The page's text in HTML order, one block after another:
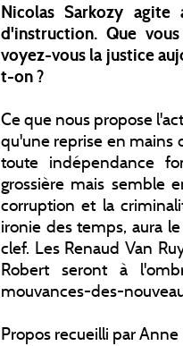
Nicolas Sarkozy
d'instruction. Que
voyez-vous la justice
t-on ?
Ce que nous propose
qu'une reprise en mains
toute indépendance
grossière mais semble
corruption et la
ironie des temps, aura
clef. Les Renaud Van
Robert seront à
mouvances-des-
Propos recueilli par